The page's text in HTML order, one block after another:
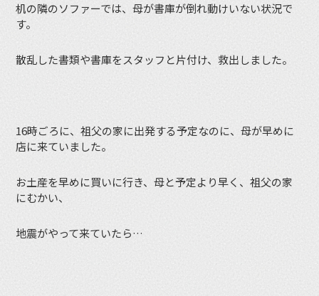
机の隣のソファーでは、母が書庫が倒れ動けいない状況で
す。
散乱した書類や書庫をスタッフと片付け、救出しました。
16時ごろに、祖父の家に出発する予定なのに、母が早めに
店に来ていました。
お土産を早めに買いに行き、母と予定より早く、祖父の家
にむかい、
地震がやって来ていたら…